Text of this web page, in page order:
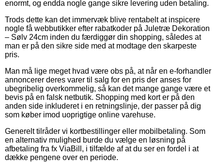
enormt, og endda nogle gange sikre levering uden betaling.
Trods dette kan det immervæk blive rentabelt at inspicere
nogle få webbutikker efter rabatkoder på Juletræ Dekoration
– Sølv 24cm inden du færdiggør din shopping, således at
man er på den sikre side med at modtage den skarpeste
pris.
Man må lige meget hvad være obs på, at når en e-forhandler
annoncerer deres varer til salg for en pris der anses for
ubegribelig overkommelig, så kan det mange gange være et
bevis på en falsk netbutik. Shopping med kort er på den
anden side inkluderet i en retningslinje, der passer på dig
som køber imod uoprigtige online varehuse.
Generelt tilråder vi kortbestillinger eller mobilbetaling. Som
en alternativ mulighed burde du vælge en løsning på
afbetaling fra fx ViaBill, i tilfælde af at du ser en fordel i at
dække pengene over en periode.